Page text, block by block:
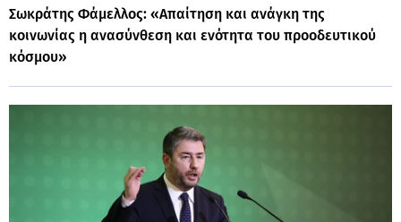
Σωκράτης Φάμελλος: «Απαίτηση και ανάγκη της
κοινωνίας η ανασύνθεση και ενότητα του προοδευτικού
κόσμου»